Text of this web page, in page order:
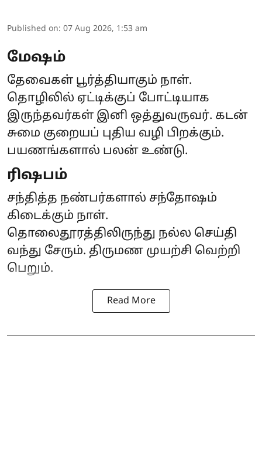
Published on: 07 Aug 2026, 1:53 am
மேஷம்
தேவைகள் பூர்த்தியாகும் நாள்.
தொழிலில் ஏட்டிக்குப் போட்டியாக
இருந்தவர்கள் இனி ஒத்துவருவர். கடன்
சுமை குறையப் புதிய வழி பிறக்கும்.
பயணங்களால் பலன் உண்டு.
ரிஷபம்
சந்தித்த நண்பர்களால் சந்தோஷம்
கிடைக்கும் நாள்.
தொலைதூரத்திலிருந்து நல்ல செய்தி
வந்து சேரும். திருமண முயற்சி வெற்றி
பெறும்.
Read More